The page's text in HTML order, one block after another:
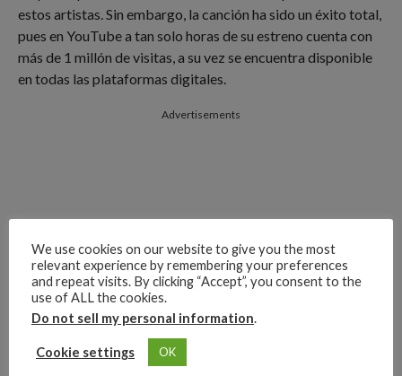
estos artistas. Sin embargo, la canción ha sido un éxito total,
pues en YouTube a tan solo horas de su estreno cuenta con
más de 1 millón de visitas, a su vez se encuentra disponible
en todas las plataformas digitales.
Advertisements
We use cookies on our website to give you the most
relevant experience by remembering your preferences
and repeat visits. By clicking “Accept”, you consent to the
use of ALL the cookies.
Do not sell my personal information.
Cookie settings OK